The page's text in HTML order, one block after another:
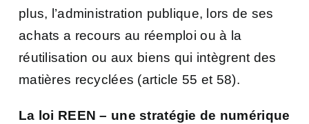
plus, l’administration publique, lors de ses
achats a recours au réemploi ou à la
réutilisation ou aux biens qui intègrent des
matières recyclées (article 55 et 58).
La loi REEN – une stratégie de numérique